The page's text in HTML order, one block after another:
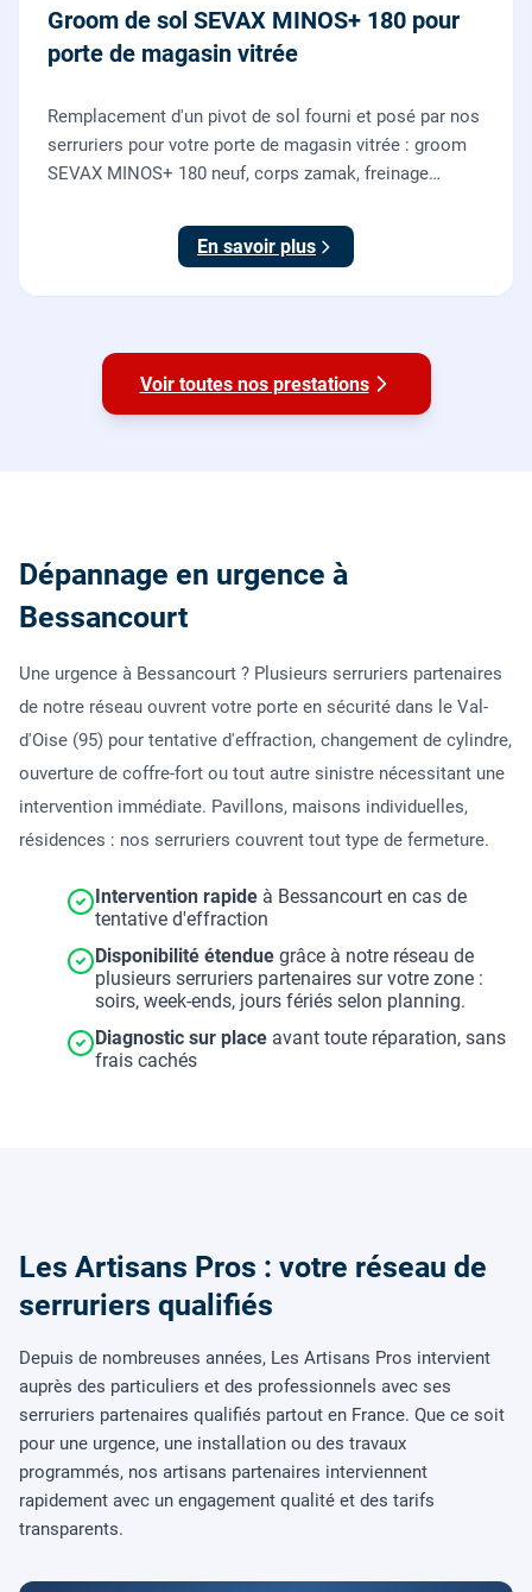
Groom de sol SEVAX MINOS+ 180 pour
porte de magasin vitrée
Remplacement d'un pivot de sol fourni et posé par nos
serruriers pour votre porte de magasin vitrée : groom
SEVAX MINOS+ 180 neuf, corps zamak, freinage
sol, réglage et essais. 995 euros HT (1194 TTC).
En savoir plus
Voir toutes nos prestations
Dépannage en urgence à
Bessancourt
Une urgence à Bessancourt ? Plusieurs serruriers partenaires
de notre réseau ouvrent votre porte en sécurité dans le Val-
d'Oise (95) pour tentative d'effraction, changement de cylindre,
ouverture de coffre-fort ou tout autre sinistre nécessitant une
intervention immédiate. Pavillons, maisons individuelles,
résidences : nos serruriers couvrent tout type de fermeture.
Intervention rapide à Bessancourt en cas de
tentative d'effraction
Disponibilité étendue grâce à notre réseau de
plusieurs serruriers partenaires sur votre zone :
soirs, week-ends, jours fériés selon planning.
Diagnostic sur place avant toute réparation, sans
frais cachés
Les Artisans Pros : votre réseau de
serruriers qualifiés
Depuis de nombreuses années, Les Artisans Pros intervient
auprès des particuliers et des professionnels avec ses
serruriers partenaires qualifiés partout en France. Que ce soit
pour une urgence, une installation ou des travaux
programmés, nos artisans partenaires interviennent
rapidement avec un engagement qualité et des tarifs
transparents.